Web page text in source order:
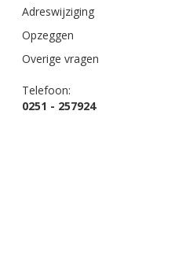
Adreswijziging
Opzeggen
Overige vragen
Telefoon:
0251 - 257924